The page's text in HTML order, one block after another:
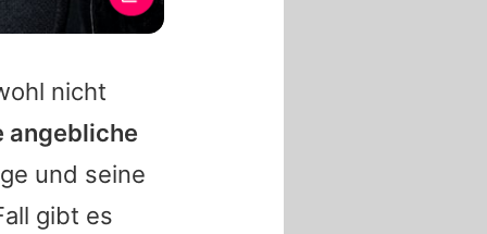
nicht
angebliche
und seine
gibt es